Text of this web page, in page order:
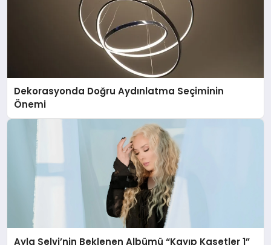
Dekorasyonda Doğru Aydınlatma Seçiminin
Önemi
Ayla Selvi’nin Beklenen Albümü “Kayıp Kasetler 1”